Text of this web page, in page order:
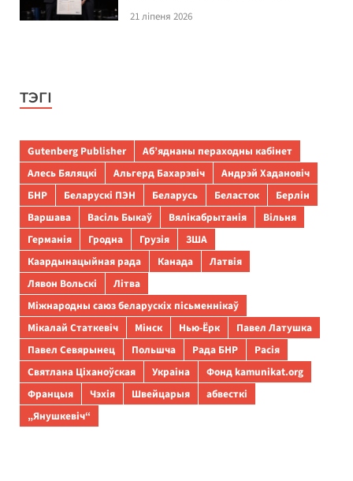
21 ліпеня 2026
ТЭГІ
Gutenberg Publisher
Аб’яднаны пераходны кабінет
Алесь Бяляцкі
Альгерд Бахарэвіч
Андрэй Хадановіч
БНР
Беларускі ПЭН Беларусь Беласток
Берлін
Варшава
Васіль Быкаў Вялікабрытанія
Вільня
Германія
Гродна Грузія
ЗША
Каардынацыйная рада
Канада
Латвія
Лявон Вольскі
Літва
Міжнародны саюз беларускіх пісьменнікаў
Мікалай Статкевіч
Мінск Нью-Ёрк
Павел Латушка
Павел Севярынец
Польшча Рада БНР
Расія
Святлана Ціханоўская
Украіна
Фонд kamunikat.org
Францыя
Чэхія Швейцарыя
абвесткі
„Янушкевіч“